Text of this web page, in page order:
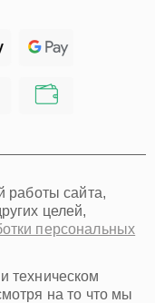
работы сайта,
целей,
персональных
техническом
на то что мы